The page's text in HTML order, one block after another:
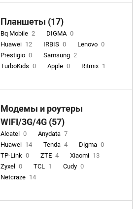
Планшеты (17)
Bq Mobile 2 DIGMA 0
Huawei 12 IRBIS 0 Lenovo 0
Prestigio 0 Samsung 2
TurboKids 0 Apple 0 Ritmix 1
Модемы и роутеры
WIFI/3G/4G (57)
Alcatel 0 Anydata 7
Huawei 14 Tenda 4 Digma 0
TP-Link 0 ZTE 4 Xiaomi 13
Zyxel
0 TCL 1 Cudy 0
Netcraze 14